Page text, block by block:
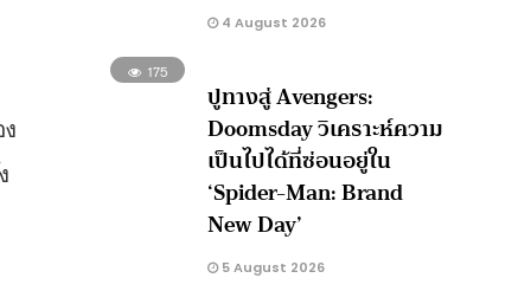
4 August 2026
175
ปูทางสู่ Avengers:
Doomsday วิเคราะห์ความ
เป็นไปได้ที่ซ่อนอยู่ใน
‘Spider-Man: Brand
New Day’
5 August 2026